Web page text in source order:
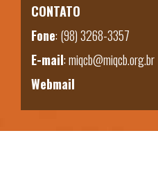
CONTATO
Fone: (98) 3268-3357
E-mail:miqcb@miqcb.org.br
Webmail